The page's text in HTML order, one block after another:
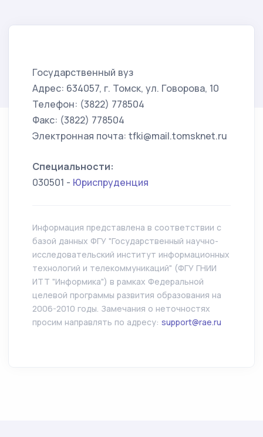
Государственный вуз
Адрес: 634057, г. Томск, ул. Говорова, 10
Телефон: (3822) 778504
Факс: (3822) 778504
Электронная почта: tfki@mail.tomsknet.ru
Специальности:
030501 - Юриспруденция
Информация представлена в соответствии с
базой данных ФГУ "Государственный научно-
исследовательский институт информационных
технологий и телекоммуникаций" (ФГУ ГНИИ
ИТТ "Информика") в рамках Федеральной
целевой программы развития образования на
2006-2010 годы. Замечания о неточностях
просим направлять по адресу: support@rae.ru